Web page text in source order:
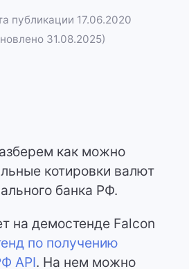
публикации 17.06.2020
31.08.2025)
как можно
котировки валют
банка РФ.
на демостенде Falcon
по получению
API. На нем можно